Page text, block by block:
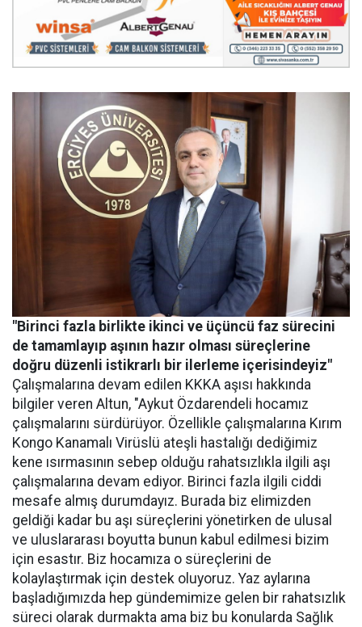
"Birinci fazla birlikte ikinci ve üçüncü faz sürecini
de tamamlayıp aşının hazır olması süreçlerine
doğru düzenli istikrarlı bir ilerleme içerisindeyiz"
Çalışmalarına devam edilen KKKA aşısı hakkında
bilgiler veren Altun, "Aykut Özdarendeli hocamız
çalışmalarını sürdürüyor. Özellikle çalışmalarına Kırım
Kongo Kanamalı Virüslü ateşli hastalığı dediğimiz
kene ısırmasının sebep olduğu rahatsızlıkla ilgili aşı
çalışmalarına devam ediyor. Birinci fazla ilgili ciddi
mesafe almış durumdayız. Burada biz elimizden
geldiği kadar bu aşı süreçlerini yönetirken de ulusal
ve uluslararası boyutta bunun kabul edilmesi bizim
için esastır. Biz hocamıza o süreçlerini de
kolaylaştırmak için destek oluyoruz. Yaz aylarına
başladığımızda hep gündemimize gelen bir rahatsızlık
süreci olarak durmakta ama biz bu konularda Sağlık